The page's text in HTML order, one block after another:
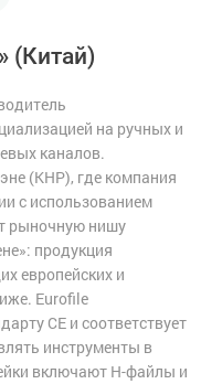
(Китай)
на ручных и
каналов.
(КНР), где компания
с использованием
рыночную нишу
продукция
европейских и
Eurofile
CE и соответствует
инструменты в
включают H-файлы и